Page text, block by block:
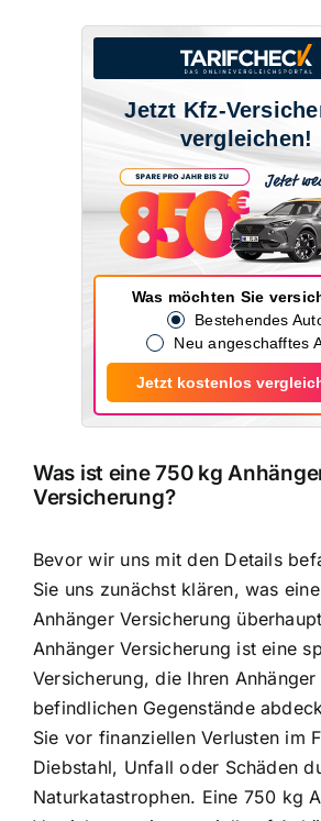
Jetzt Kfz-
vergleichen!
Was möchten Sie
Bestehendes
Neu angeschafftes
Jetzt kostenlos
Was ist eine 750 kg
Versicherung?
Bevor wir uns mit den Details
Sie uns zunächst klären, was
Anhänger Versicherung
Anhänger Versicherung ist eine
Versicherung, die Ihren
befindlichen Gegenstände
Sie vor finanziellen Verlusten im
Diebstahl, Unfall oder Schäden
Naturkatastrophen. Eine 750 kg